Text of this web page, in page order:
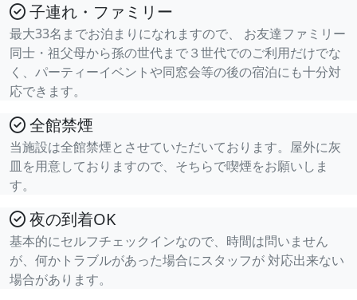
子連れ・ファミリー
最大33名までお泊まりになれますので、 お友達ファミリー
同士・祖父母から孫の世代まで３世代でのご利用だけでな
く、パーティーイベントや同窓会等の後の宿泊にも十分対
応できます。
全館禁煙
当施設は全館禁煙とさせていただいております。屋外に灰
皿を用意しておりますので、そちらで喫煙をお願いしま
す。
夜の到着OK
基本的にセルフチェックインなので、時間は問いません
が、何かトラブルがあった場合にスタッフが 対応出来ない
場合があります。